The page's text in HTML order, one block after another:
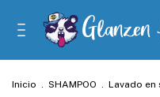
Inicio . SHAMPOO . Lavado en